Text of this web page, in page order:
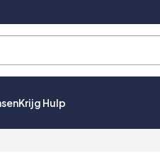
Krijg Hulp